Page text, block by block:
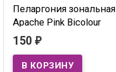
Пеларгония зональная
Apache Pink Bicolour
(семена 5 шт.)
В наличии
150 ₽